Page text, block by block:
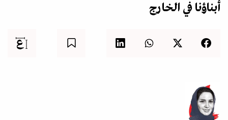
أبناؤنا في الخارج